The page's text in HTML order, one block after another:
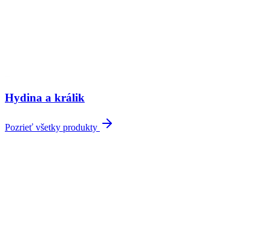
Hydina a králik
Pozrieť všetky produkty